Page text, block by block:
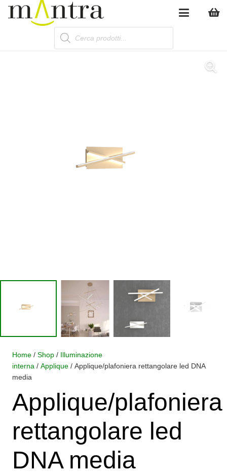
Products
search
Home / Shop / Illuminazione
interna / Applique / Applique/plafoniera rettangolare led DNA
media
Applique/plafoniera
rettangolare led
DNA media